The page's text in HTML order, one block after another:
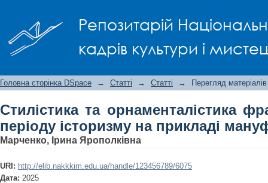
Репозитарій
кадрів культури і
прикладі мануфактури Gien
Головна сторінка DSpace → Статті → Статті → Перегляд матеріалів
Стилістика та орнаменталістика
періоду історизму на прикладі
Марченко, Ірина Ярополківна
URI: http://elib.nakkkim.edu.ua/handle/123456789/6075
Дата: 2025